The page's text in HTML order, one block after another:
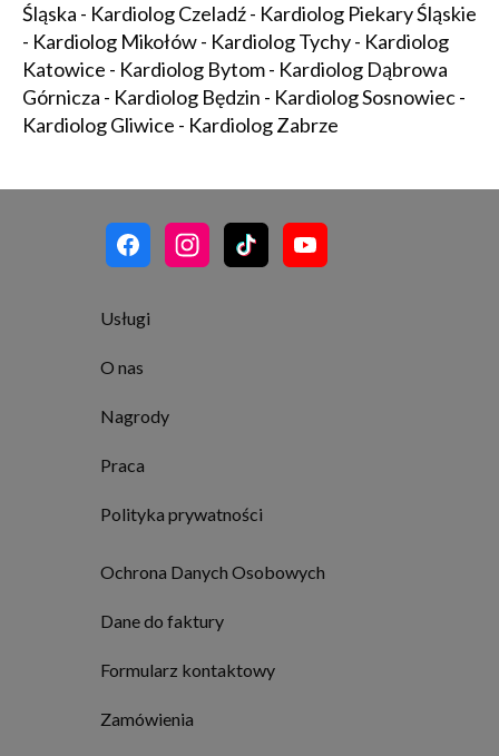
Śląska - Kardiolog Czeladź- Kardiolog Piekary Śląskie
- Kardiolog Mikołów- Kardiolog Tychy- Kardiolog
Katowice - Kardiolog Bytom- Kardiolog Dąbrowa
Górnicza - Kardiolog Będzin - Kardiolog Sosnowiec-
Kardiolog Gliwice - Kardiolog Zabrze
Usługi
O nas
Nagrody
Praca
Polityka prywatności
Ochrona Danych Osobowych
Dane do faktury
Formularz kontaktowy
Zamówienia